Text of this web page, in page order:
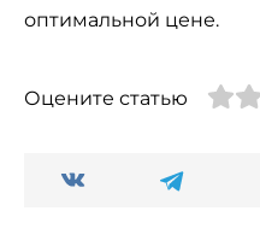
оптимальной цене.
Оцените статью